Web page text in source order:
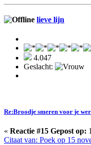
lieve lijn
4.047
Geslacht:
Re:Broodje smeren voor je
« Reactie #15 Gepost op:
Citaat van: Poek op 15